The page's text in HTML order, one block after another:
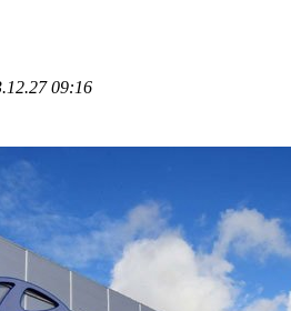
09:16